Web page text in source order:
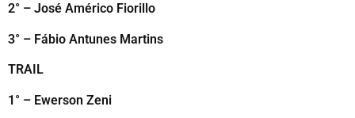
2° – José Américo Fiorillo
3° – Fábio Antunes Martins
TRAIL
1° – Ewerson Zeni